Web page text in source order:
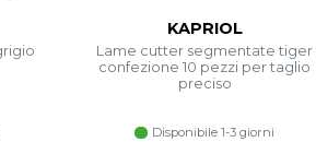
KAPRIOL
Lame cutter segmentate tiger
confezione 10 pezzi per taglio
preciso
Disponibile 1-3 giorni